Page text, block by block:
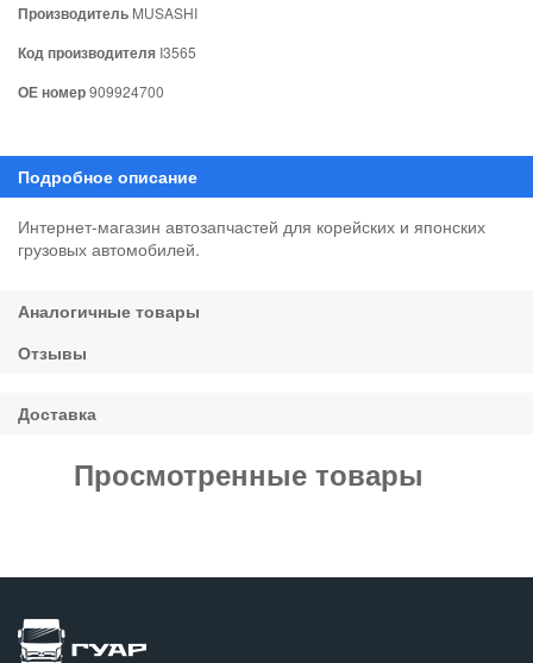
Производитель MUSASHI
Код производителя I3565
ОЕ номер909924700
Интернет-магазин автозапчастей для корейских и японских
грузовых автомобилей.
Просмотренные товары